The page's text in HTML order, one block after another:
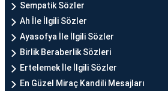
Sempatik Sözler
Ah İle İlgili Sözler
Ayasofya İle İlgili Sözler
Birlik Beraberlik Sözleri
Ertelemek İle İlgili Sözler
En Güzel Miraç Kandili Mesajları